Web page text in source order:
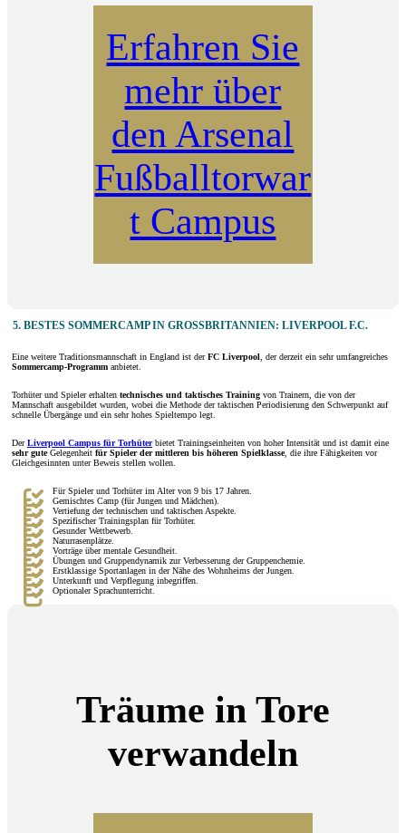
Erfahren Sie
mehr über
den Arsenal
Fußballtorwar
t Campus
5. BESTES SOMMERCAMP IN GROSSBRITANNIEN: LIVERPOOL F.C.
Eine weitere Traditionsmannschaft in England ist derFC Liverpool , der derzeit ein sehr umfangreiches
Sommercamp-Programm anbietet.
Torhüter und Spieler erhalten technisches und taktisches Training von Trainern, die von der
Mannschaft ausgebildet wurden, wobei die Methode der taktischen Periodisierung den Schwerpunkt auf
schnelle Übergänge und ein sehr hohes Spieltempo legt.
DerLiverpool Campus für Torhüterbietet Trainingseinheiten von hoher Intensität und ist damit eine
sehr guteGelegenheit für Spieler der mittleren bis höheren Spielklasse, die ihre Fähigkeiten vor
Gleichgesinnten unter Beweis stellen wollen.
Für Spieler und Torhüter im Alter von 9 bis 17 Jahren.
Gemischtes Camp (für Jungen und Mädchen).
Vertiefung der technischen und taktischen Aspekte.
Spezifischer Trainingsplan für Torhüter.
Gesunder Wettbewerb.
Naturrasenplätze.
Vorträge über mentale Gesundheit.
Übungen und Gruppendynamik zur Verbesserung der Gruppenchemie.
Erstklassige Sportanlagen in der Nähe des Wohnheims der Jungen.
Unterkunft und Verpflegung inbegriffen.
Optionaler Sprachunterricht.
Träume in Tore
verwandeln